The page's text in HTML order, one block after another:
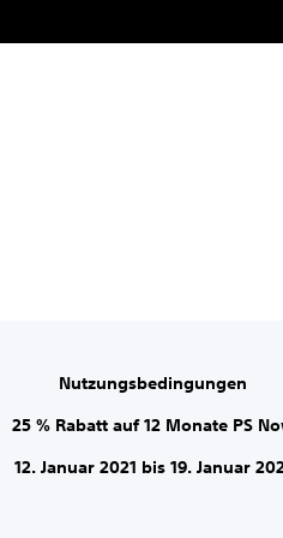
Nutzungsbedingungen
25 % Rabatt auf 12 Monate PS
12. Januar 2021 bis 19. Januar